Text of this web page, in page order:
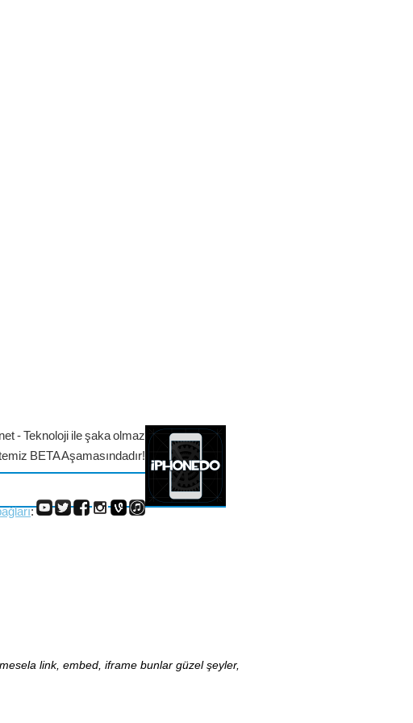
- Teknoloji ile şaka olmaz
BETA Aşamasındadır!
:
link, embed, iframe bunlar güzel şeyler,